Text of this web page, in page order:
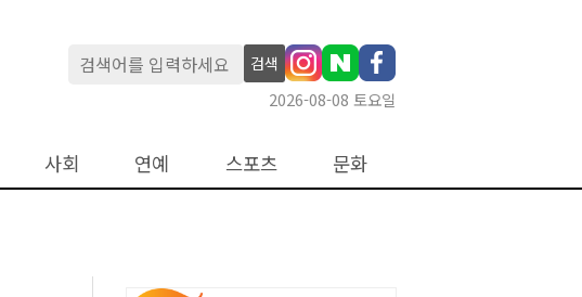
검색
2026-08-08 토요일
사회 연예 스포츠 문화